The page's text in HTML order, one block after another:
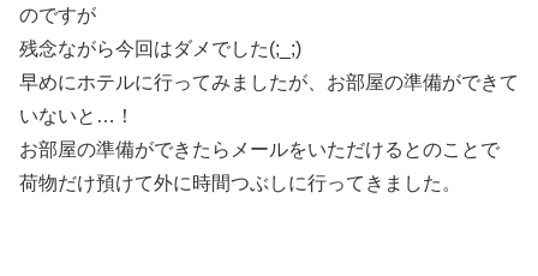
のですが
残念ながら今回はダメでした(;_;)
早めにホテルに行ってみましたが、お部屋の準備ができて
いないと…！
お部屋の準備ができたらメールをいただけるとのことで
荷物だけ預けて外に時間つぶしに行ってきました。